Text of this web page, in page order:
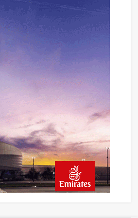
Milli Motor Projelerinde Yeni
TEI TEKNOLOJİ Kuruldu